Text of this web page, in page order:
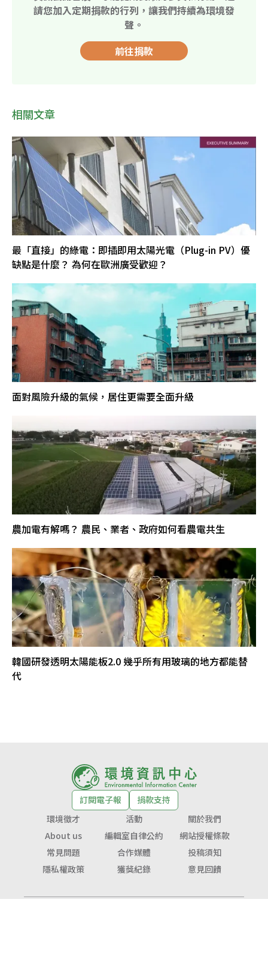
請您加入定期捐款的行列，讓我們持續為環境發
聲。
前往捐款
相關文章
最「直接」的綠電：即插即用太陽光電（Plug-in PV）優
缺點是什麼？ 為何在歐洲廣受歡迎？
面對風險升級的氣候，居住更需要全面升級
農加電有解嗎？ 農民、業者、政府如何看農電共生
韓國研發透明太陽能板2.0 幾乎所有用玻璃的地方都能替
代
訂閱電子報
捐款支持
環境徵才
活動
關於我們
About us
編輯室自律公約
網站授權條款
常見問題
合作媒體
投稿須知
隱私權政策
獲獎紀錄 意見回饋